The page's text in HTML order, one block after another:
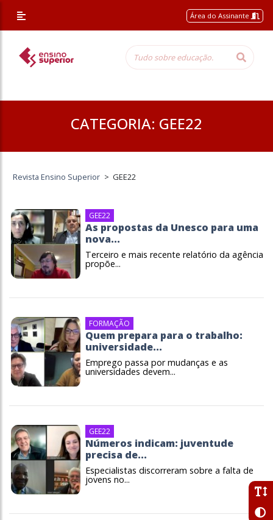
/* Altera a margem superior apenas nessa página */
Área do Assinante
CATEGORIA: GEE22
Revista Ensino Superior > GEE22
GEE22
As propostas da Unesco para uma
nova...
Terceiro e mais recente relatório da agência
propõe...
FORMAÇÃO
Quem prepara para o trabalho:
universidade...
Emprego passa por mudanças e as
universidades devem...
GEE22
Números indicam: juventude
precisa de...
Especialistas discorreram sobre a falta de
jovens no...